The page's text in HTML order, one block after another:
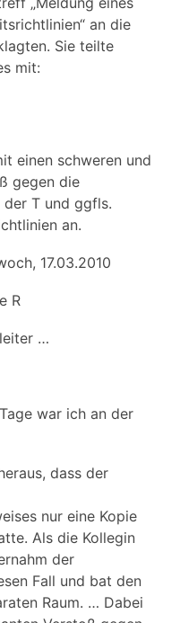
an die
Sie teilte
mit:
einen schweren und
gegen die
T und ggfls.
an.
17.03.2010
R
…
war ich an der
dass der
nur eine Kopie
Als die Kollegin
der
Fall und bat den
Raum. … Dabei